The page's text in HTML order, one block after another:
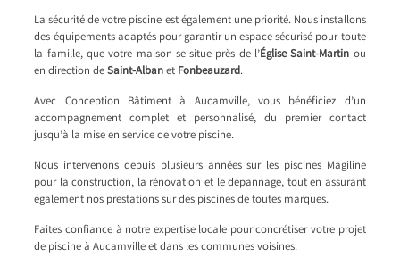
La sécurité de votre piscine est également une priorité. Nous installons
des équipements adaptés pour garantir un espace sécurisé pour toute
la famille, que votre maison se situe près de l’Église Saint-Martin ou
en direction deSaint-Albanet Fonbeauzard.
Avec Conception Bâtiment à Aucamville, vous bénéficiez d’un
accompagnement complet et personnalisé, du premier contact
jusqu’à la mise en service de votre piscine.
Nous intervenons depuis plusieurs années sur les piscines Magiline
pour la construction, la rénovation et le dépannage, tout en assurant
également nos prestations sur des piscines de toutes marques.
Faites confiance à notre expertise locale pour concrétiser votre projet
de piscine à Aucamville et dans les communes voisines.